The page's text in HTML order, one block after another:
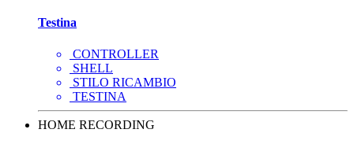
Testina
CONTROLLER
SHELL
STILO RICAMBIO
TESTINA
HOME RECORDING